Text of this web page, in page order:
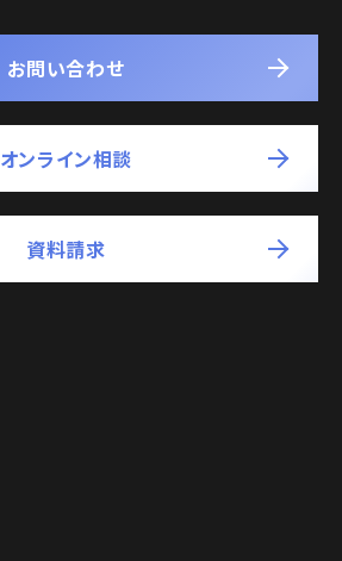
お問い合わせ
オンライン相談
資料請求